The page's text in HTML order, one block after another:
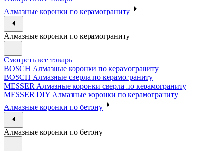
Алмазные коронки по керамограниту
Алмазные коронки по керамограниту
Смотреть все товары
BOSCH Алмазные коронки по керамограниту
BOSCH Алмазные сверла по керамограниту
MESSER Алмазные коронки сверла по керамограниту
MESSER DIY Алмазные коронки по керамограниту
Алмазные коронки по бетону
Алмазные коронки по бетону